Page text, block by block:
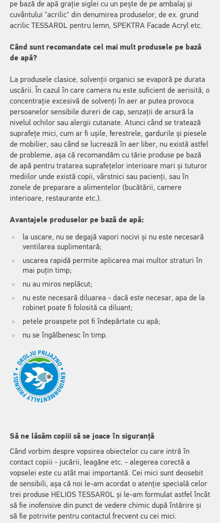
pe bază de apă grație siglei cu un pește de pe ambalaj și
cuvântului "acrilic" din denumirea produselor, de ex. grund
acrilic TESSAROL pentru lemn, SPEKTRA Facade Acryl etc.
Când sunt recomandate cel mai mult produsele pe bază
de apă?
La produsele clasice, solvenții organici se evaporă pe durata
uscării. În cazul în care camera nu este suficient de aerisită, o
concentrație excesivă de solvenți în aer ar putea provoca
persoanelor sensibile dureri de cap, senzații de arsură la
nivelul ochilor sau alergii cutanate. Atunci când se tratează
suprafețe mici, cum ar fi ușile, ferestrele, gardurile și piesele
de mobilier, sau când se lucrează în aer liber, nu există astfel
de probleme, așa că recomandăm cu tărie produse pe bază
de apă pentru tratarea suprafețelor interioare mari și tuturor
mediilor unde există copii, vârstnici sau pacienți, sau în
zonele de preparare a alimentelor (bucătării, camere
interioare, restaurante etc.).
Avantajele produselor pe bază de apă:
la uscare, nu se degajă vapori nocivi și nu este necesară
ventilarea suplimentară;
uscarea rapidă permite aplicarea mai multor straturi în
mai puțin timp;
nu au miros neplăcut;
nu este necesară diluarea - dacă este necesar, apa de la
robinet poate fi folosită ca diluant;
petele proaspete pot fi îndepărtate cu apă;
nu se îngălbenesc în timp.
Să ne lăsăm copiii să se joace în siguranță
Când vorbim despre vopsirea obiectelor cu care intră în
contact copiii - jucării, leagăne etc. - alegerea corectă a
vopselei este cu atât mai importantă. Cei mici sunt deosebit
de sensibili, așa că noi le-am acordat o atenție specială celor
trei produse HELIOS TESSAROL și le-am formulat astfel încât
să fie inofensive din punct de vedere chimic după întărire și
să fie potrivite pentru contactul frecvent cu cei mici.